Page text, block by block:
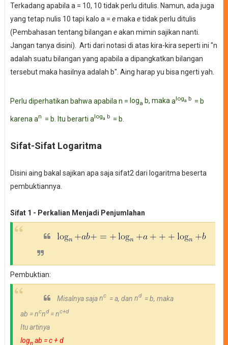
Terkadang apabila a = 10, 10 tidak perlu ditulis. Namun, ada juga
yang tetap nulis 10 tapi kalo a = emaka etidak perlu ditulis
(Pembahasan tentang bilangan eakan mimin sajikan nanti.
Jangan tanya disini). Arti dari notasi di atas kira-kira seperti ini "n
adalah suatu bilangan yang apabila a dipangkatkan bilangan
tersebut maka hasilnya adalah b". Aing harap yu bisa ngerti yah.
Perlu diperhatikan bahwa apabila n = loga b, makaaloga b = b
karena an = b. Itu berarti aloga b = b.
Sifat-Sifat Logaritma
Disini aing bakal sajikan apa saja sifat2 dari logaritma beserta
pembuktiannya.
Sifat 1 - Perkalian Menjadi Penjumlahan
Pembuktian:
Misalnya sajanc = a, dan nd = b, maka
ab = ncnd=nc+d
Itu artinya
lognab = c + d